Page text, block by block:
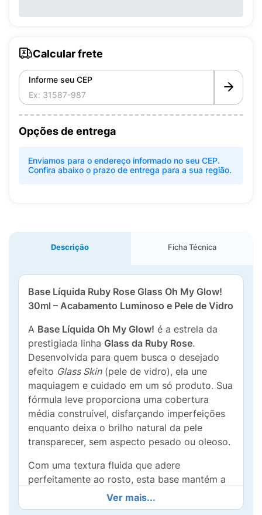
Calcular frete
Informe seu CEP
Opções de entrega
Enviamos para o endereço informado no seu CEP.
Confira abaixo o prazo de entrega para a sua região.
Descrição Ficha Técnica
Base Líquida Ruby Rose Glass Oh My Glow!
30ml – Acabamento Luminoso e Pele de Vidro
A Base Líquida Oh My Glow! é a estrela da
prestigiada linha Glass da Ruby Rose.
Desenvolvida para quem busca o desejado
efeito Glass Skin(pele de vidro), ela une
maquiagem e cuidado em um só produto. Sua
fórmula leve proporciona uma cobertura
média construível, disfarçando imperfeições
enquanto deixa o brilho natural da pele
transparecer, sem aspecto pesado ou oleoso.
Com uma textura fluida que adere
perfeitamente ao rosto, esta base mantém a
hidratação ao longo do dia, garantindo que a
maquiagem não craquele e mantenha o viço
Ver mais...